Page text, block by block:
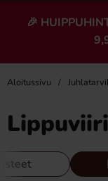
🎉
Aloitussivu